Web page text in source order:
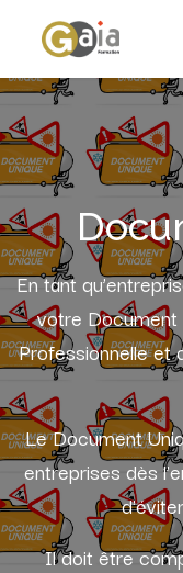
En tant
votre Document
Professionnelle et
Le Document
entreprises dès
Il doit être